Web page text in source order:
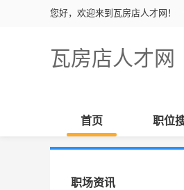
您好，欢迎来到瓦房店人才网！
瓦房店人才网
首页 职位
职场资讯